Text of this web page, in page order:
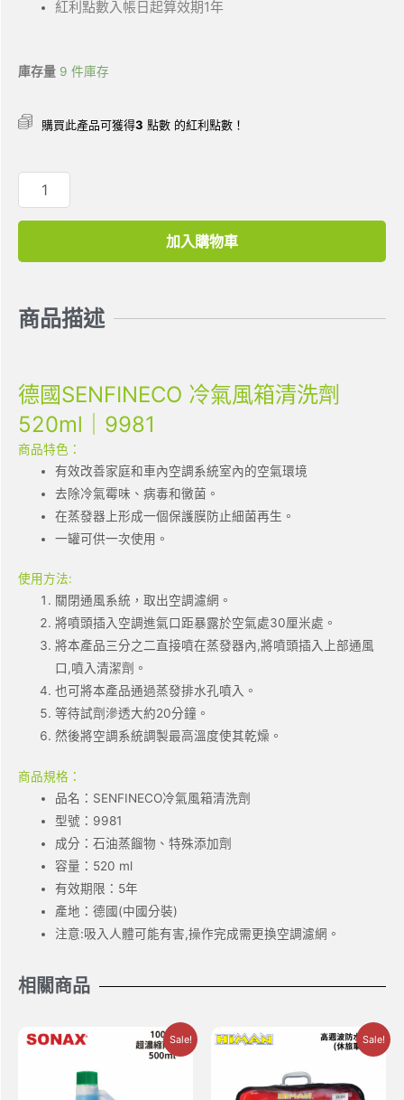
紅利點數入帳日起算效期1年
庫存量 9 件庫存
購買此產品可獲得3 點數 的紅利點數！
加入購物車
商品描述
德國SENFINECO 冷氣風箱清洗劑
520ml｜9981
商品特色：
有效改善家庭和車內空調系統室內的空氣環境
去除冷氣霉味、病毒和黴菌。
在蒸發器上形成一個保護膜防止細菌再生。
一罐可供一次使用。
使用方法:
關閉通風系統，取出空調濾網。
將噴頭插入空調進氣口距暴露於空氣處30厘米處。
將本產品三分之二直接噴在蒸發器內,將噴頭插入上部通風
口,噴入清潔劑。
也可將本產品通過蒸發排水孔噴入。
等待試劑滲透大約20分鐘。
然後將空調系統調製最高溫度使其乾燥。
商品規格：
品名：SENFINECO冷氣風箱清洗劑
型號：9981
成分：石油蒸餾物、特殊添加劑
容量：520 ml
有效期限：5年
產地：德國(中國分裝)
注意:吸入人體可能有害,操作完成需更換空調濾網。
相關商品
Sale! Sale!